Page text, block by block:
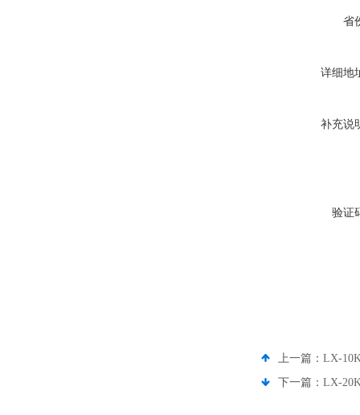
省
详细地
补充说
验证
上一篇： LX-
下一篇： LX-